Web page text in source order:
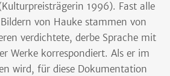
1996). Fast alle
von Hauke stammen von
verdichtete, derbe Sprache mit
Werke korrespondiert. Als er im
wird, für diese Dokumentation